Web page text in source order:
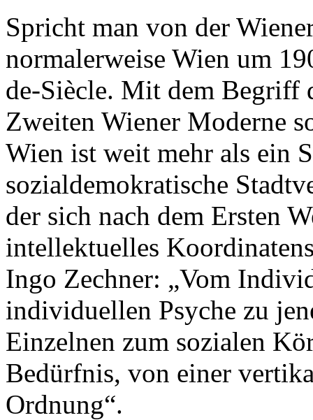
Spricht man von der
normalerweise Wien um
de-Siècle. Mit dem Begriff
Zweiten Wiener Moderne
Wien ist weit mehr als ein
sozialdemokratische
der sich nach dem Ersten
intellektuelles
Ingo Zechner: „Vom
individuellen Psyche zu
Einzelnen zum sozialen
Bedürfnis, von einer
Ordnung“.